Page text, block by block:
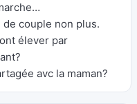
couple non plus.
élever par
avc la maman?